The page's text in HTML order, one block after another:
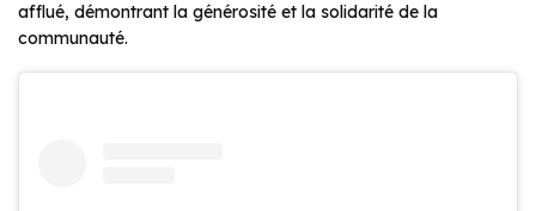
afflué, démontrant la générosité et la solidarité de la
communauté.